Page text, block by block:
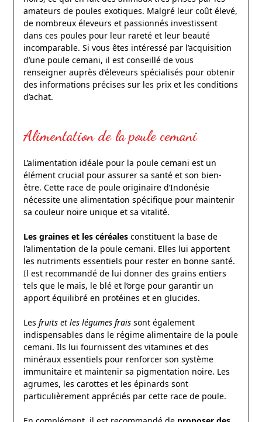
amateurs de poules exotiques. Malgré leur coût élevé,
de nombreux éleveurs et passionnés investissent
dans ces poules pour leur rareté et leur beauté
incomparable. Si vous êtes intéressé par l’acquisition
d’une poule cemani, il est conseillé de vous
renseigner auprès d’éleveurs spécialisés pour obtenir
des informations précises sur les prix et les conditions
d’achat.
Alimentation de la poule cemani
L’alimentation idéale pour la poule cemani est un
élément crucial pour assurer sa santé et son bien-
être. Cette race de poule originaire d’Indonésie
nécessite une alimentation spécifique pour maintenir
sa couleur noire unique et sa vitalité.
Les graines et les céréalesconstituent la base de
l’alimentation de la poule cemani. Elles lui apportent
les nutriments essentiels pour rester en bonne santé.
Il est recommandé de lui donner des grains entiers
tels que le maïs, le blé et l’orge pour garantir un
apport équilibré en protéines et en glucides.
Les fruits et les légumes fraissont également
indispensables dans le régime alimentaire de la poule
cemani. Ils lui fournissent des vitamines et des
minéraux essentiels pour renforcer son système
immunitaire et maintenir sa pigmentation noire. Les
agrumes, les carottes et les épinards sont
particulièrement appréciés par cette race de poule.